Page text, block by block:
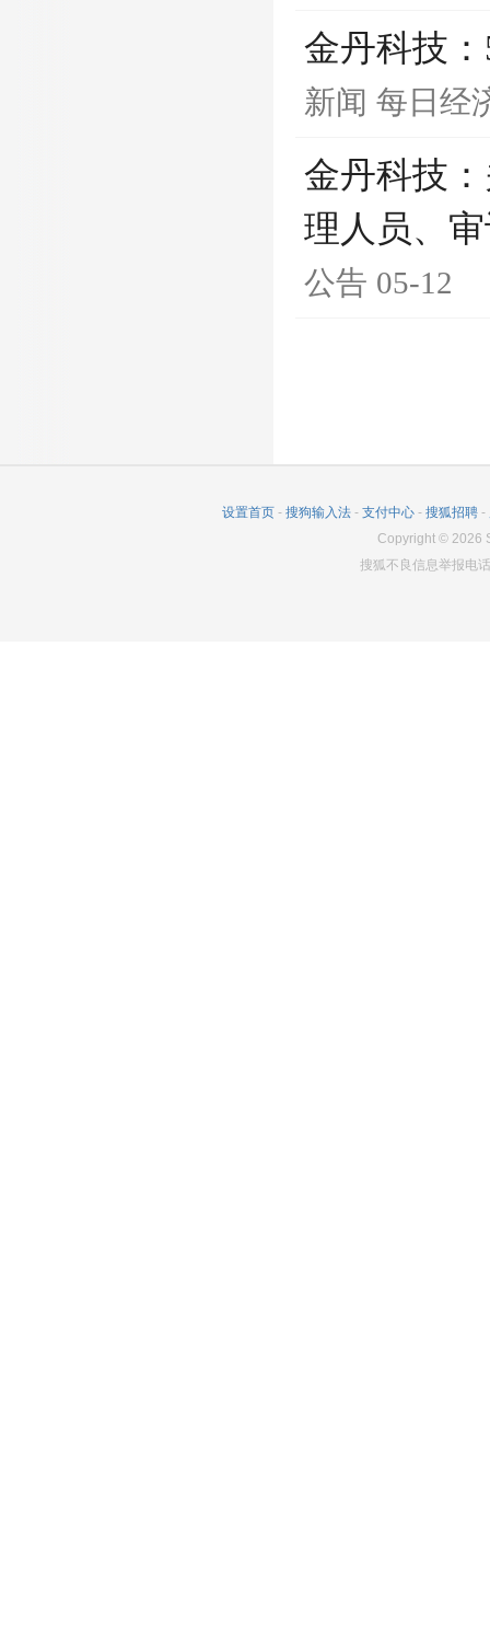
金丹科技
新闻 每日经
金丹科技
理人员、
公告 05-12
设置首页 - 搜狗输入法 - 支付中心 - 搜狐招聘 -
Copyright © 2026
搜狐不良信息举报电